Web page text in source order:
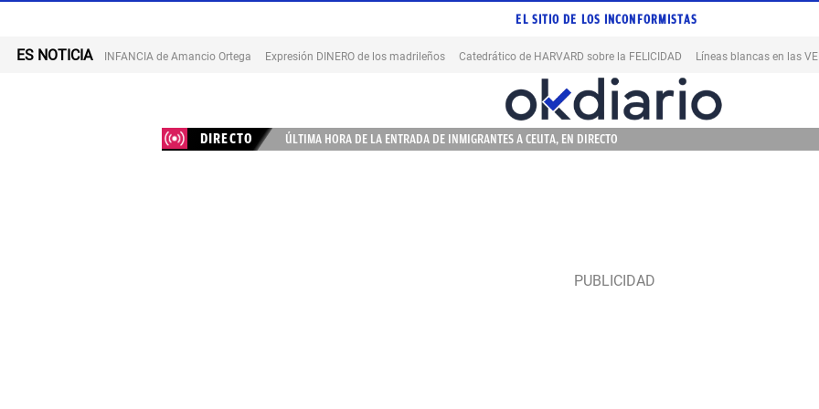
EL SITIO DE LOS INCONFORMISTAS
ES NOTICIA INFANCIA de Amancio Ortega Expresión DINERO de los madrileños Catedrático de HARVARD sobre la FELICIDAD Líneas blancas en las
DIRECTO ÚLTIMA HORA DE LA ENTRADA DE INMIGRANTES A CEUTA, EN DIRECTO